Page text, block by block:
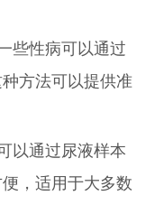
些性病可以通过
方法可以提供准
以通过尿液样本
，适用于大多数